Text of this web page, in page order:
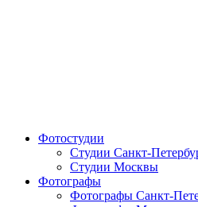
Фотостудии
Студии Санкт-
Студии Москвы
Фотографы
Фотографы Санкт-